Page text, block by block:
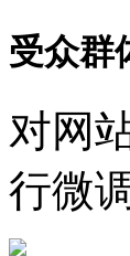
受众群
对网
行微